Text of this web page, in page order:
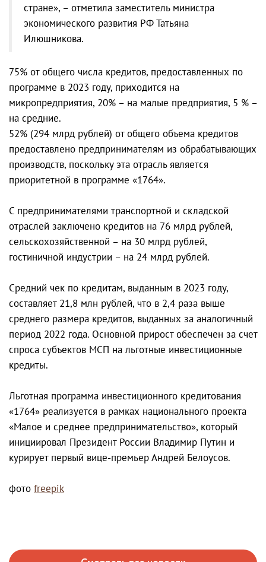
стране», – отметила заместитель министра
экономического развития РФ Татьяна
Илюшникова.
75% от общего числа кредитов, предоставленных по
программе в 2023 году, приходится на
микропредприятия, 20% – на малые предприятия, 5 % –
на средние.
52% (294 млрд рублей) от общего объема кредитов
предоставлено предпринимателям из обрабатывающих
производств, поскольку эта отрасль является
приоритетной в программе «1764».
С предпринимателями транспортной и складской
отраслей заключено кредитов на 76 млрд рублей,
сельскохозяйственной – на 30 млрд рублей,
гостиничной индустрии – на 24 млрд рублей.
Средний чек по кредитам, выданным в 2023 году,
составляет 21,8 млн рублей, что в 2,4 раза выше
среднего размера кредитов, выданных за аналогичный
период 2022 года. Основной прирост обеспечен за счет
спроса субъектов МСП на льготные инвестиционные
кредиты.
Льготная программа инвестиционного кредитования
«1764» реализуется в рамках национального проекта
«Малое и среднее предпринимательство», который
инициировал Президент России Владимир Путин и
курирует первый вице-премьер Андрей Белоусов.
фото freepik